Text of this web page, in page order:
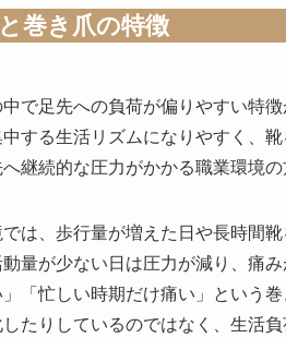
巻き爪の特徴
で足先への負荷が偏りやすい特
する生活リズムになりやすく、
継続的な圧力がかかる職業環境の
は、歩行量が増えた日や長時間
量が少ない日は圧力が減り、痛
」「忙しい時期だけ痛い」という
たりしているのではなく、生活負